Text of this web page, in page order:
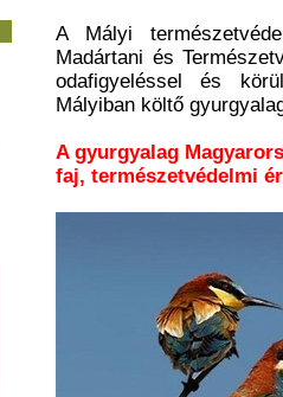
A Mályi
Madártani és
odafigyeléssel és
Mályiban költő
A gyurgyalag
faj, természetvédelmi